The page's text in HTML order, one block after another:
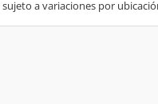
a variaciones por